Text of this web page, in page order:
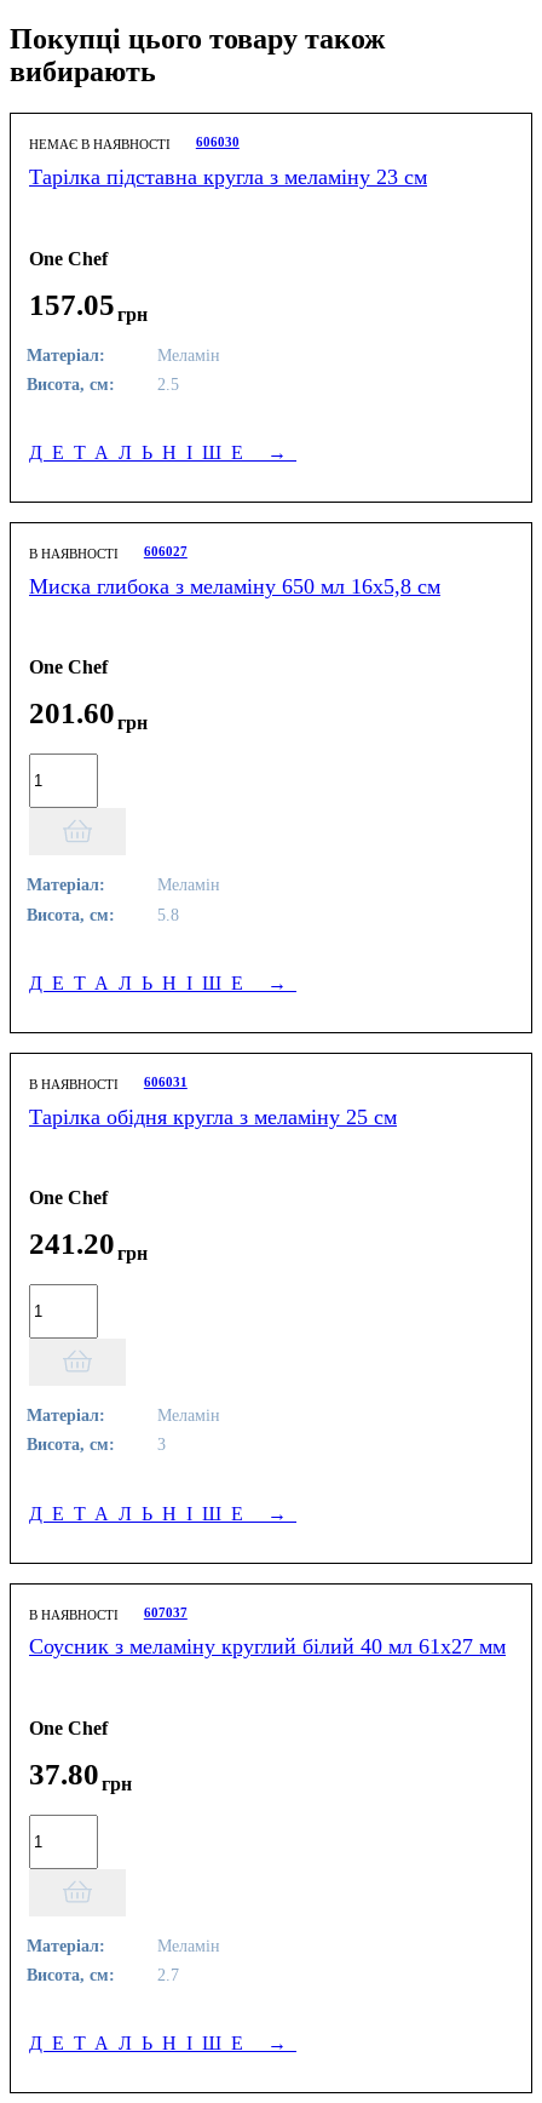
Покупці цього товару також
вибирають
НЕМАЄ В НАЯВНОСТІ 606030
Тарілка підставна кругла з меламіну 23 см
One Chef
157.05грн
Матеріал:
Меламін
Висота, см:
2.5
ДЕТАЛЬНІШЕ →
В НАЯВНОСТІ 606027
Миска глибока з меламіну 650 мл 16х5,8 см
One Chef
201.60грн
Матеріал:
Меламін
Висота, см:
5.8
ДЕТАЛЬНІШЕ →
В НАЯВНОСТІ 606031
Тарілка обідня кругла з меламіну 25 см
One Chef
241.20грн
Матеріал:
Меламін
Висота, см:
3
ДЕТАЛЬНІШЕ →
В НАЯВНОСТІ 607037
Соусник з меламіну круглий білий 40 мл 61х27 мм
One Chef
37.80грн
Матеріал:
Меламін
Висота, см:
2.7
ДЕТАЛЬНІШЕ →